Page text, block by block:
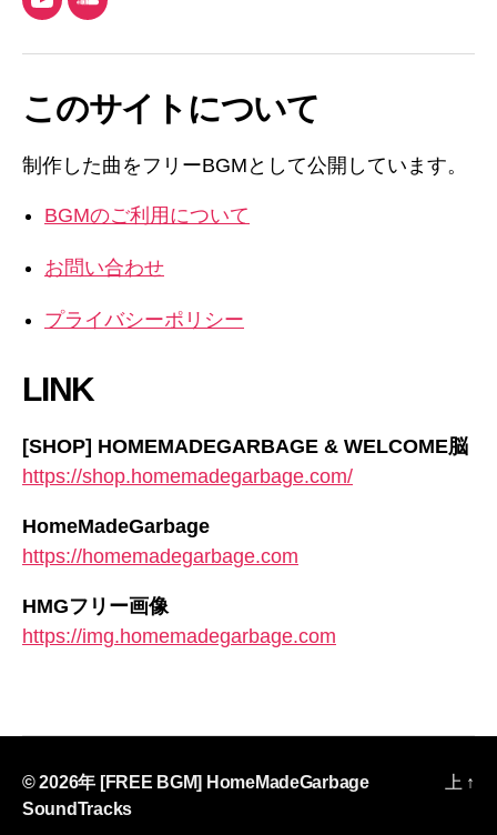
YouTubeSoundCloud
このサイトについて
制作した曲をフリーBGMとして公開しています。
BGMのご利用について
お問い合わせ
プライバシーポリシー
LINK
[SHOP] HOMEMADEGARBAGE & WELCOME脳
https://shop.homemadegarbage.com/
HomeMadeGarbage
https://homemadegarbage.com
HMGフリー画像
https://img.homemadegarbage.com
© 2026年 [FREE BGM] HomeMadeGarbage
SoundTracks
上 ↑